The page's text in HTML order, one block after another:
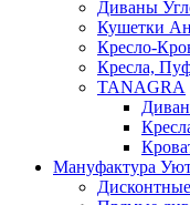
Диваны
Кушетки
Кресло-
Кресла,
TANAGRA
Мануфактура